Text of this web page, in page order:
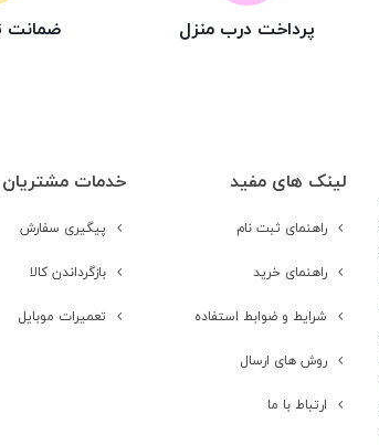
پرداخت درب منزل ضمانت
لینک های مفید
راهنمای ثبت نام
راهنمای خرید
شرایط و ضوابط استفاده
روش های ارسال
ارتباط با ما
خدمات مشتریان
پیگیری سفارش
بازگرداندن کالا
تعمیرات موبایل